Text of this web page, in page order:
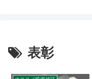
表彰